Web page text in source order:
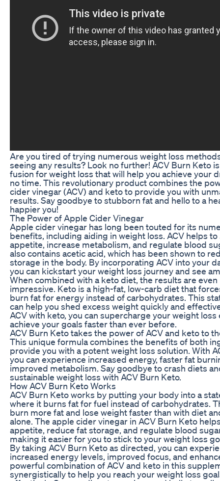
Are you tired of trying numerous weight loss
seeing any results? Look no further! ACV Burn Keto
fusion for weight loss that will help you achieve your
no time. This revolutionary product combines the
cider vinegar (ACV) and keto to provide you with
results. Say goodbye to stubborn fat and hello to a
happier you!
The Power of Apple Cider Vinegar
Apple cider vinegar has long been touted for its
benefits, including aiding in weight loss. ACV helps
appetite, increase metabolism, and regulate blood
also contains acetic acid, which has been shown to
storage in the body. By incorporating ACV into your
you can kickstart your weight loss journey and see
When combined with a keto diet, the results are
impressive. Keto is a high-fat, low-carb diet that
burn fat for energy instead of carbohydrates. This
can help you shed excess weight quickly and
ACV with keto, you can supercharge your weight
achieve your goals faster than ever before.
ACV Burn Keto takes the power of ACV and keto to
This unique formula combines the benefits of both
provide you with a potent weight loss solution. With
you can experience increased energy, faster fat
improved metabolism. Say goodbye to crash diets
sustainable weight loss with ACV Burn Keto.
How ACV Burn Keto Works
ACV Burn Keto works by putting your body into a
where it burns fat for fuel instead of carbohydrates.
burn more fat and lose weight faster than with diet
alone. The apple cider vinegar in ACV Burn Keto
appetite, reduce fat storage, and regulate blood
making it easier for you to stick to your weight loss
By taking ACV Burn Keto as directed, you can
increased energy levels, improved focus, and
powerful combination of ACV and keto in this
synergistically to help you reach your weight loss